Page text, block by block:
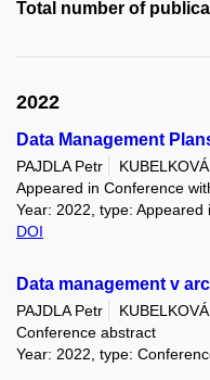
Total number of
2022
Data Management
PAJDLA Petr
Appeared in Conference
Year: 2022, type: Appeared
DOI
Data management v
PAJDLA Petr
Conference abstract
Year: 2022, type: